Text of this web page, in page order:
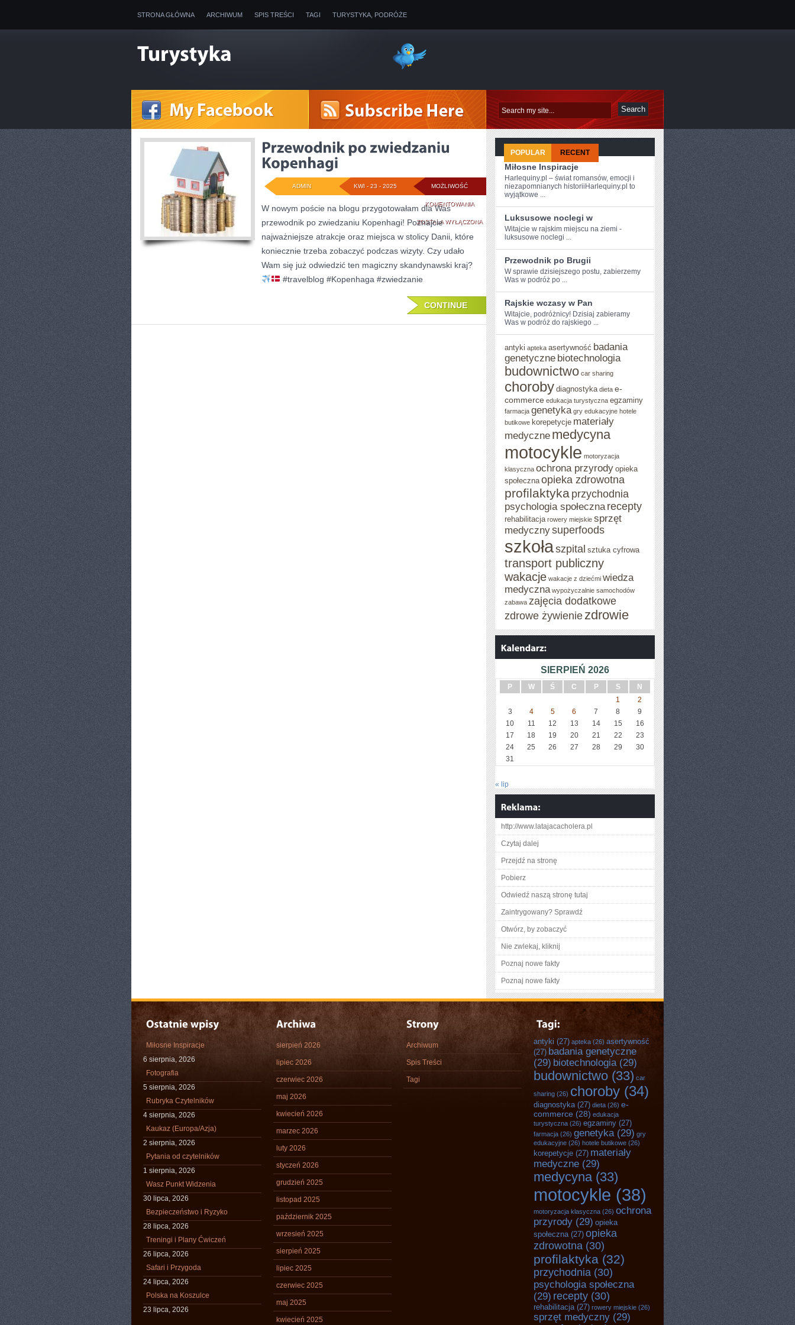
STRONA GŁÓWNA ARCHIWUM SPIS TREŚCI TAGI TURYSTYKA, PODRÓŻE
MOŻLIWOŚĆ
KOMENTOWANIAPRZEWODNIK
PO
ZWIEDZANIU
KOPENHAGI
ZOSTAŁA WYŁĄCZONA
KWI - 23 - 2025
ADMIN
W nowym poście na blogu przygotowałam dla Was
przewodnik po zwiedzaniu Kopenhagi! Poznajcie
najważniejsze atrakcje oraz miejsca w stolicy Danii, które
koniecznie trzeba zobaczyć podczas wizyty. Czy udało
Wam się już odwiedzić ten magiczny skandynawski kraj?
#travelblog #Kopenhaga #zwiedzanie
CONTINUE
POPULAR RECENT
Miłosne Inspiracje
Harlequiny.pl – świat romansów, emocji i
niezapomnianych historiiHarlequiny.pl to
wyjątkowe ...
Luksusowe noclegi w
Witajcie w‍ rajskim miejscu na ziemi -
luksusowe noclegi ...
Przewodnik po Brugii
W ⁢sprawie dzisiejszego ​postu, zabierzemy
Was w podróż‌ po‌ ...
Rajskie wczasy w Pan
Witajcie, podróżnicy! Dzisiaj zabieramy
Was w podróż ‌do rajskiego ...
antyki apteka asertywność badania
genetyczne biotechnologia
budownictwo car sharing
choroby diagnostyka dieta e-
commerce edukacja turystyczna egzaminy
farmacja genetyka gry edukacyjne hotele
butikowe korepetycje materiały
medyczne medycyna
motocykle motoryzacja
klasyczna ochrona przyrody opieka
społeczna opieka zdrowotna
profilaktyka przychodnia
psychologia społeczna recepty
rehabilitacja rowery miejskie sprzęt
medycznysuperfoods
szkołaszpital sztuka cyfrowa
transport publiczny
wakacje wakacje z dziećmi wiedza
medyczna wypożyczalnie samochodów
zabawa zajęcia dodatkowe
zdrowe żywienie zdrowie
SIERPIEŃ 2026
P W Ś C P S
N
1
2
3
4 5 6 7 8
9
10
11 12 13 14 15
16
17
18 19 20 21 22
23
24
25 26 27 28 29
30
31
« lip
http://www.latajacacholera.pl
Czytaj dalej
Przejdź na stronę
Pobierz
Odwiedź naszą stronę tutaj
Zaintrygowany? Sprawdź
Otwórz, by zobaczyć
Nie zwlekaj, kliknij
Poznaj nowe fakty
Poznaj nowe fakty
Miłosne Inspiracje
6 sierpnia, 2026
Fotografia
5 sierpnia, 2026
Rubryka Czytelników
4 sierpnia, 2026
Kaukaz (Europa/Azja)
2 sierpnia, 2026
Pytania od czytelników
1 sierpnia, 2026
Wasz Punkt Widzenia
30 lipca, 2026
Bezpieczeństwo i Ryzyko
28 lipca, 2026
Treningi i Plany Ćwiczeń
26 lipca, 2026
Safari i Przygoda
24 lipca, 2026
Polska na Koszulce
23 lipca, 2026
sierpień 2026
lipiec 2026
czerwiec 2026
maj 2026
kwiecień 2026
marzec 2026
luty 2026
styczeń 2026
grudzień 2025
listopad 2025
październik 2025
wrzesień 2025
sierpień 2025
lipiec 2025
czerwiec 2025
maj 2025
kwiecień 2025
Archiwum
Spis Treści
Tagi
antyki (27) apteka (26) asertywność
(27) badania genetyczne
(29) biotechnologia (29)
budownictwo (33) car
sharing (26) choroby (34)
diagnostyka(27) dieta (26) e-
commerce (28) edukacja
turystyczna (26) egzaminy (27)
farmacja (26) genetyka (29) gry
edukacyjne (26) hotele butikowe (26)
korepetycje (27) materiały
medyczne (29)
medycyna(33)
motocykle (38)
motoryzacja klasyczna (26) ochrona
przyrody (29) opieka
społeczna(27) opieka
zdrowotna (30)
profilaktyka (32)
przychodnia (30)
psychologia społeczna
(29) recepty (30)
rehabilitacja(27) rowery miejskie (26)
sprzęt medyczny (29)